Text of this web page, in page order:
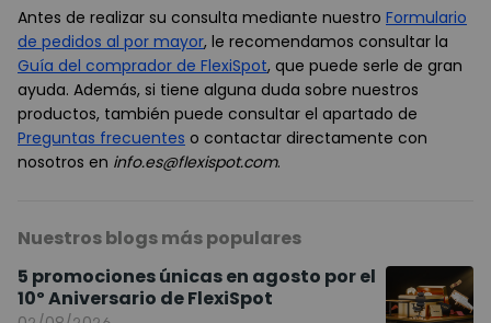
Antes de realizar su consulta mediante nuestro Formulario
de pedidos al por mayor, le recomendamos consultar la
Guía del comprador de FlexiSpot, que puede serle de gran
ayuda. Además, si tiene alguna duda sobre nuestros
productos, también puede consultar el apartado de
Preguntas frecuentes o contactar directamente con
nosotros en info.es@flexispot.com.
Nuestros blogs más populares
5 promociones únicas en agosto por el
10º Aniversario de FlexiSpot